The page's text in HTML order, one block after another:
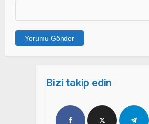
Bizi takip edin